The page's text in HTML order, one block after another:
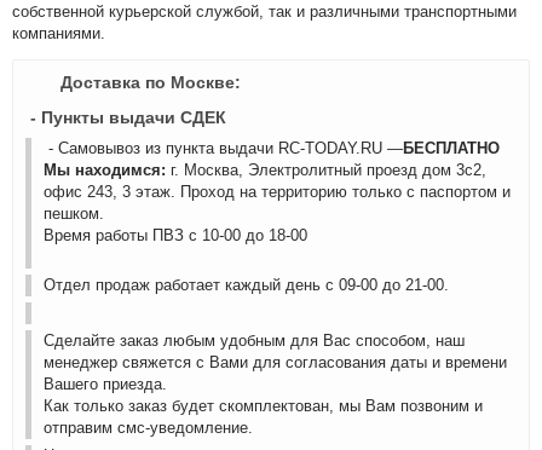
собственной курьерской службой, так и различными транспортными
компаниями.
Доставка по Москве:
- Пункты выдачи СДЕК
- Самовывоз из пункта выдачи RC-TODAY.RU —БЕСПЛАТНО
Мы находимся: г. Москва, Электролитный проезд дом 3с2,
офис 243, 3 этаж. Проход на территорию только с паспортом и
пешком.
Время работы ПВЗ с 10-00 до 18-00
Отдел продаж работает каждый день с 09-00 до 21-00.
Сделайте заказ любым удобным для Вас способом, наш
менеджер свяжется с Вами для согласования даты и времени
Вашего приезда.
Как только заказ будет скомплектован, мы Вам позвоним и
отправим смс-уведомление.